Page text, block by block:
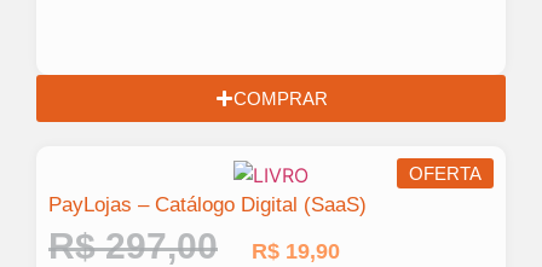
COMPRAR
OFERTA
PayLojas – Catálogo Digital (SaaS)
R$297,00 R$ 19,90